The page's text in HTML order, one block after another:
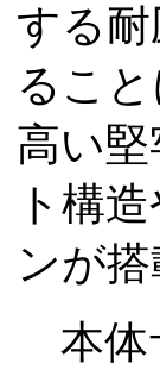
する
るこ
高い
ト構
ンが
本体